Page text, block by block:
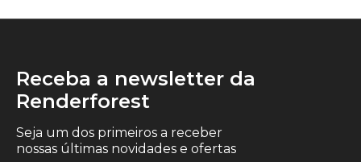
Receba a newsletter da
Renderforest
Seja um dos primeiros a receber
nossas últimas novidades e ofertas